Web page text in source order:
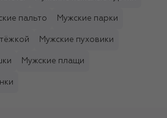
пальто Мужские парки
Мужские пуховики
Мужские плащи